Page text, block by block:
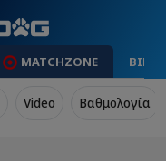
MATCHZONE
Video Βαθμολογία